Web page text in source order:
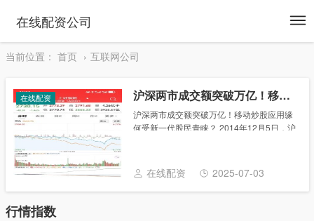
在线配资公司
当前位置： 首页 互联网公司
在线配资 沪深两市成交额突破万亿！移动炒股应用缘何受新一代股民青睐？
沪深两市成交额突破万亿！移动炒股应用缘
何受新一代股民青睐？ 2014年12月5日，沪
成交金额突破2万亿。中国股市单日交......
在线配资 2025-07-03
行情指数